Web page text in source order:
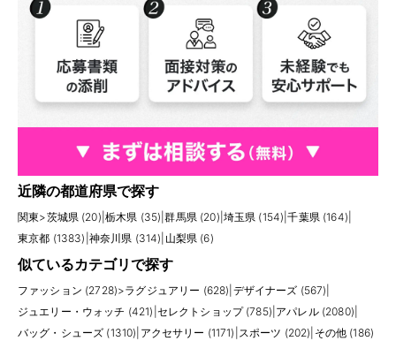
近隣の都道府県で探す
関東>茨城県 (20) 栃木県 (35) |群馬県 (20) 埼玉県 (154) |千葉県 (164)
東京都 (1383) 神奈川県 (314) 山梨県 (6)
似ているカテゴリで探す
ファッション (2728)>ラグジュアリー (628) デザイナーズ (567)
ジュエリー・ウォッチ (421) セレクトショップ (785) アパレル (2080)
バッグ・シューズ (1310) アクセサリー (1171) スポーツ (202) その他 (186)